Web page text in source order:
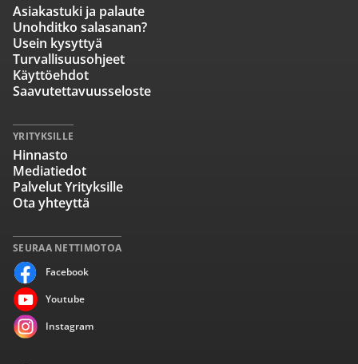
SEURAA NETTIMOTOA
Facebook
Youtube
Instagram
Asiakastuki ja palaute
Unohditko salasanan?
Usein kysyttyä
Turvallisuusohjeet
Käyttöehdot
Saavutettavuusseloste
YRITYKSILLE
Hinnasto
Mediatiedot
Palvelut Yrityksille
Ota yhteyttä